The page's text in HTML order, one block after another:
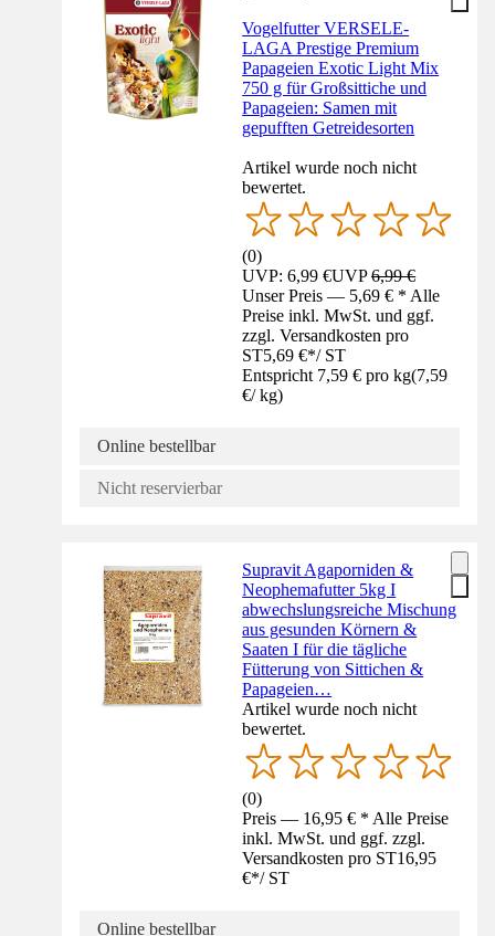
Vogelfutter VERSELE-
LAGA Prestige Premium
Papageien Exotic Light Mix
750 g für Großsittiche und
Papageien: Samen mit
gepufften Getreidesorten
Artikel wurde noch nicht
bewertet.
(0)
UVP: 6,99 €UVP6,99 €
Unser Preis — 5,69 € * Alle
Preise inkl. MwSt. und ggf.
zzgl. Versandkosten pro
ST5,69 €*/ ST
Entspricht 7,59 € pro kg(7,59
€/ kg)
Online bestellbar
Nicht reservierbar
Supravit Agaporniden &
Neophemafutter 5kg I
abwechslungsreiche Mischung
aus gesunden Körnern &
Saaten I für die tägliche
Fütterung von Sittichen &
Papageien…
Artikel wurde noch nicht
bewertet.
(0)
Preis — 16,95 € * Alle Preise
inkl. MwSt. und ggf. zzgl.
Versandkosten pro ST16,95
€*/ ST
Online bestellbar